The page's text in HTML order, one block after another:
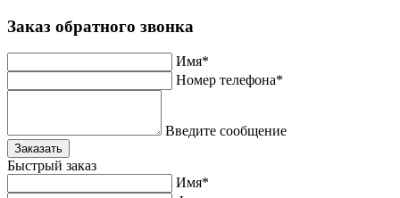
Заказ обратного звонка
Имя*
Номер телефона*
Введите сообщение
Заказать
Быстрый заказ
Имя*